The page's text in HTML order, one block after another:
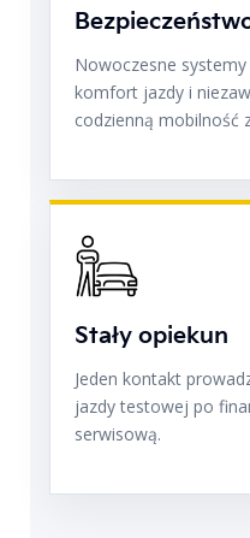
Nowoczesne
komfort jazdy i
codzienną mobilność
Stały opiekun
Jeden kontakt
jazdy testowej po
serwisową.